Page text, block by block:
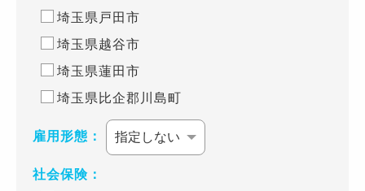
埼玉県戸田市
埼玉県越谷市
埼玉県蓮田市
埼玉県比企郡川島町
雇用形態：
社会保険：